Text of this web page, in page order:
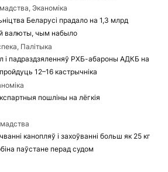
Эканоміка
Беларусі прадало на 1,3 млрд
валюты, чым набыло
Палітыка
і падраздзяленняў РХБ-абароны АДКБ на
12–16 кастрычніка
пошліны на лёгкія
канопляў і захоўванні больш як 25 кг
паўстане перад судом